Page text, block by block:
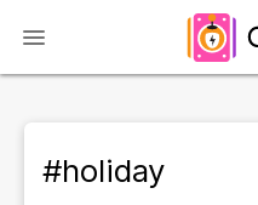
#holiday